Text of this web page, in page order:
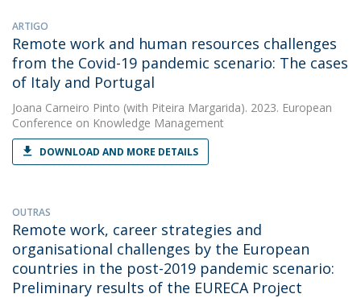
ARTIGO
Remote work and human resources challenges
from the Covid-19 pandemic scenario: The cases
of Italy and Portugal
Joana Carneiro Pinto (with Piteira Margarida). 2023. European
Conference on Knowledge Management
DOWNLOAD AND MORE DETAILS
OUTRAS
Remote work, career strategies and
organisational challenges by the European
countries in the post-2019 pandemic scenario:
Preliminary results of the EURECA Project